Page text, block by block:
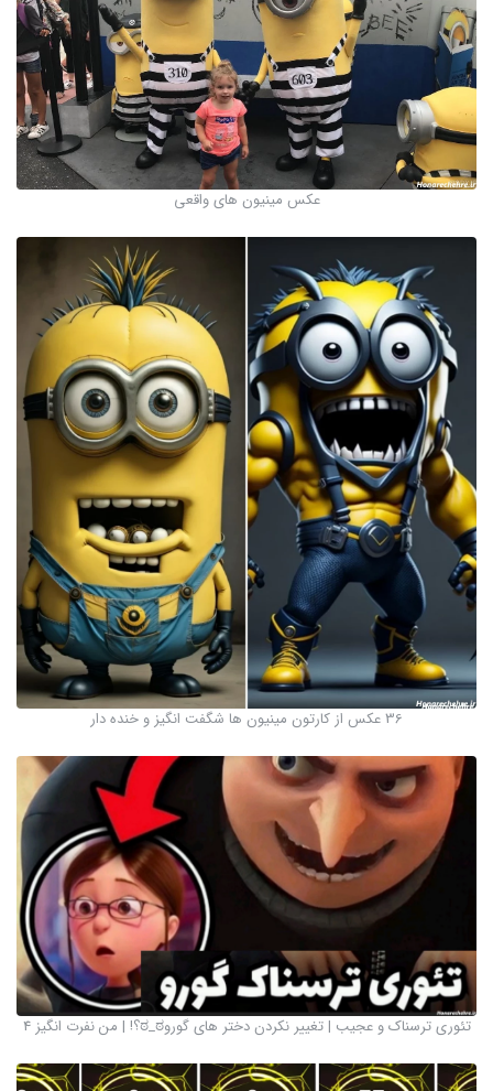
عکس مینیون های واقعی
36 عکس از کارتون مینیون ها شگفت انگیز و خنده دار
تئوری ترسناک و عجیب | تغییر نکردن دختر های گوروಠ_ಠ؟! | من نفرت انگیز 4